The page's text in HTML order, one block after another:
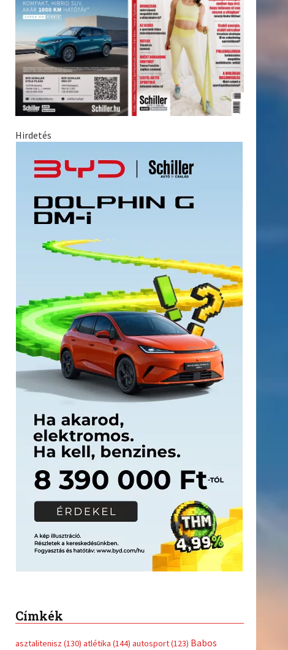
Hirdetés
Címkék
asztalitenisz (130) atlétika (144) autosport(123) Babos